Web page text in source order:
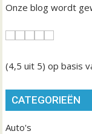
Onze blog wordt
(4,5 uit 5) op basis
CATEGORIEËN
Auto's